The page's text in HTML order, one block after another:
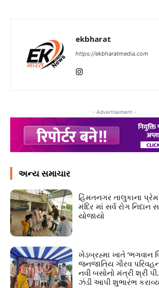
ekbharat
https://ekbharatmedia.com
- Advertisement -
અન્ય સમાચાર
હિંમતનગર તાલુકાના
મંદિર માં સર્વ રોગ નિદાન
યોજાયો
ખેડબ્રહ્મા ખાતે ‘ભગવાન
જનજાતિય ગૌરવ
નવી બસોનો મંત્રી શ્રી
ઝંડી આપી શુભારંભ